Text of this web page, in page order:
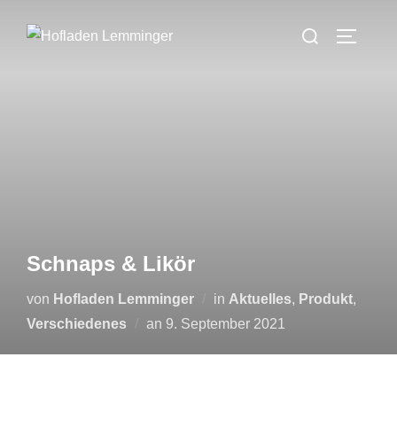
Inhalt
Suchen
Schnaps & Likör
von Hofladen Lemminger in Aktuelles, Produkt,
Verschiedenes
an Veröffentlicht
9. September 2021